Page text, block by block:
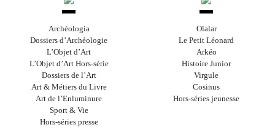
Archéologia
Dossiers d’Archéologie
L’Objet d’Art
L’Objet d’Art Hors-série
Dossiers de l’Art
Art & Métiers du Livre
Art de l’Enluminure
Sport & Vie
Hors-séries presse
Olalar
Le Petit Léonard
Arkéo
Histoire Junior
Virgule
Cosinus
Hors-séries jeunesse